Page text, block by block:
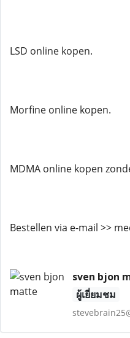
LSD online kopen.
Morfine online kopen.
MDMA online kopen
Bestellen via e-mail >>
sven bjon
ผู้เยี่ยมชม